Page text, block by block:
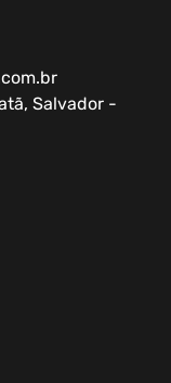
Salvador -